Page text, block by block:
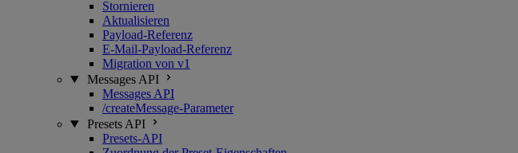
Stornieren
Aktualisieren
Payload-Referenz
E-Mail-Payload-Referenz
Migration von v1
Messages API
Messages API
/createMessage-Parameter
Presets API
Presets-API